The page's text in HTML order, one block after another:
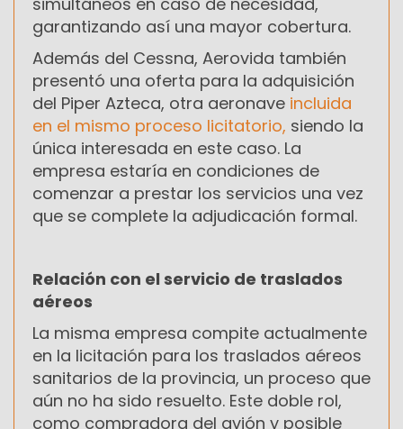
garantizando así una mayor cobertura.
Además del Cessna, Aerovida también
presentó una oferta para la adquisición
del Piper Azteca, otra aeronave incluida
en el mismo proceso licitatorio, siendo la
única interesada en este caso. La
empresa estaría en condiciones de
comenzar a prestar los servicios una vez
que se complete la adjudicación formal.
Relación con el servicio de traslados
aéreos
La misma empresa compite actualmente
en la licitación para los traslados aéreos
sanitarios de la provincia, un proceso que
aún no ha sido resuelto. Este doble rol,
como compradora del avión y posible